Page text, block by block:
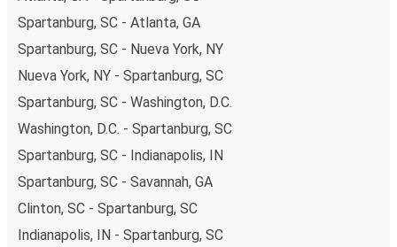
Spartanburg, SC - Atlanta, GA
Spartanburg, SC - Nueva York, NY
Nueva York, NY - Spartanburg, SC
Spartanburg, SC - Washington, D.C.
Washington, D.C. - Spartanburg, SC
Spartanburg, SC - Indianapolis, IN
Spartanburg, SC - Savannah, GA
Clinton, SC - Spartanburg, SC
Indianapolis, IN - Spartanburg, SC